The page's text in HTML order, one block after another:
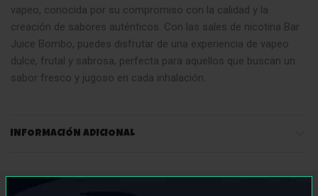
vapeo, conocida por su compromiso con la calidad y la
creación de sabores auténticos. Con las sales de nicotina Bar
Juice Bombo, puedes disfrutar de una experiencia de vapeo
dulce, frutal y sabrosa, perfecta para aquellos que buscan un
sabor fresco y jugoso en cada inhalación.
INFORMACIÓN ADICIONAL